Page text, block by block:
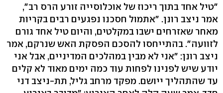
"טיל אחד בתוך ריכוז של אוכלוסייה זורע הרס רב",
אמר ניצב רונן. "אתמול חסכנו נפגעים רבים בקריות
מאחר שאזרחים ישבו במקלטים, והיום טיל אחד גורם
לזוועה". בהתייחסו להסכם הפסקת האש שנרקם, אמר
ניצב רונן: "אני לא מבין במהלכים המדיניים, אבל אני
יודע שיש לפנינו לפחות עוד כמה ימים מאוד לא קלים
עד שהתהליך ייושם. מפקד מרחב גליל, תת-ניצב דני